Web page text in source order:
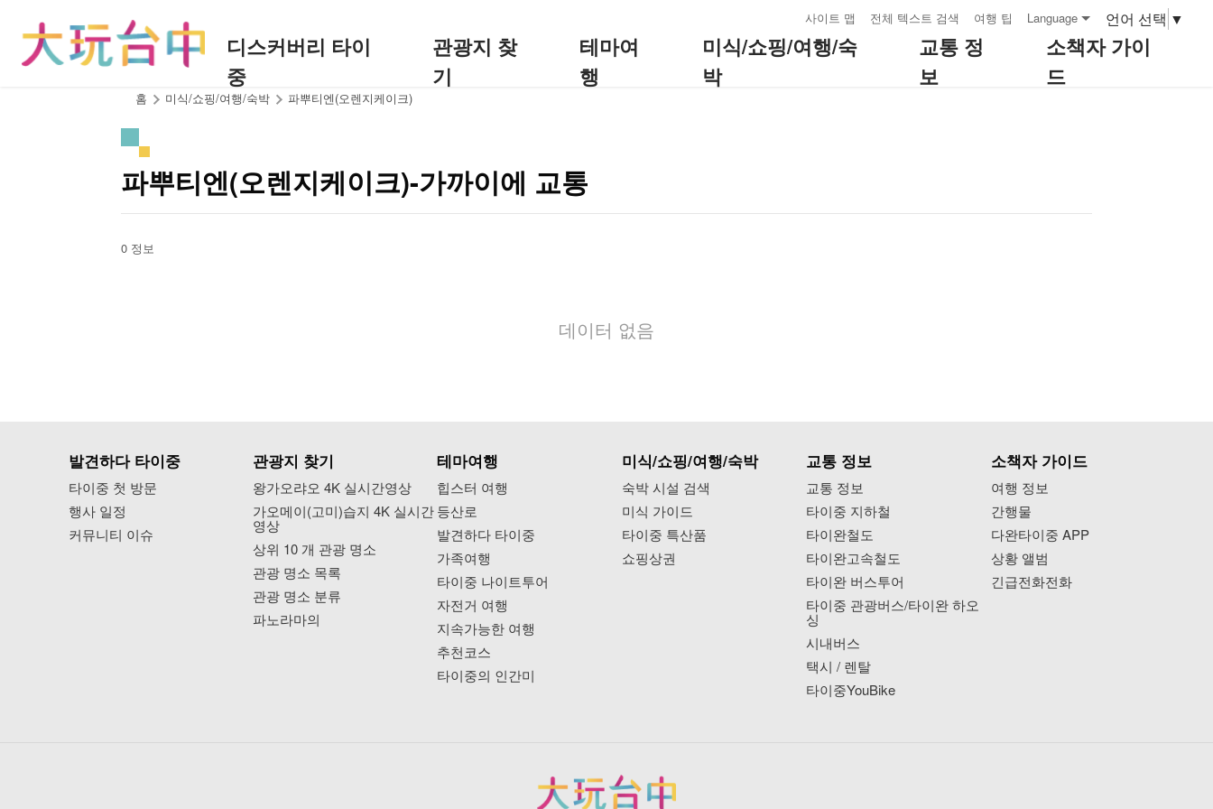
사이트 맵 전체 텍스트 검색 여행 팁 Language 언어 선택 ▼
디스커버리 타이
중
관광지 찾
기
테마여
행
미식/쇼핑/여행/숙
박
교통 정
보
소책자 가이
드
홈 미식/쇼핑/여행/숙박 파뿌티엔(오렌지케이크)
파뿌티엔(오렌지케이크)-가까이에 교통
0 정보
데이터 없음
발견하다 타이중
타이중 첫 방문
행사 일정
커뮤니티 이슈
관광지 찾기
왕가오랴오 4K 실시간영상
가오메이(고미)습지 4K 실시간
영상
상위 10 개 관광 명소
관광 명소 목록
관광 명소 분류
파노라마의
테마여행
힙스터 여행
등산로
발견하다 타이중
가족여행
타이중 나이트투어
자전거 여행
지속가능한 여행
추천코스
타이중의 인간미
미식/쇼핑/여행/숙박
숙박 시설 검색
미식 가이드
타이중 특산품
쇼핑상권
교통 정보
교통 정보
타이중 지하철
타이완철도
타이완고속철도
타이완 버스투어
타이중 관광버스/타이완 하오
싱
시내버스
택시 / 렌탈
타이중YouBike
소책자 가이드
여행 정보
간행물
다완타이중 APP
상황 앨범
긴급전화전화